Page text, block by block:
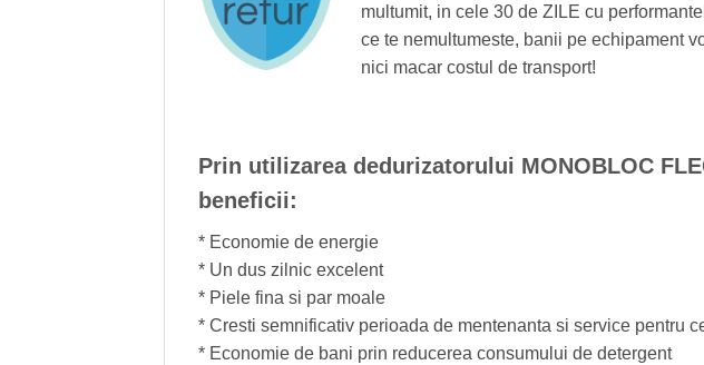
multumit, in cele 30 de ZILE cu
ce te nemultumeste, banii pe echipament
nici macar costul de transport!
Prin utilizarea dedurizatorului MONOBLOC
beneficii:
* Economie de energie
* Un dus zilnic excelent
* Piele fina si par moale
* Cresti semnificativ perioada de mentenanta si service pentru
* Economie de bani prin reducerea consumului de detergent